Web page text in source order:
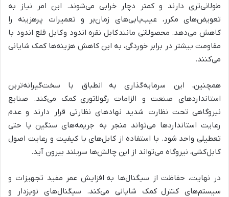
طولانی‌تری دارند و کمتر دچار خرابی می‌شوند. این امر نیاز به
تعویض‌های مکرر، عیب‌یابی‌های زمان‌بر و تعمیرات پرهزینه را
کاهش می‌دهد. محصولاتی مانند کابل نقره اندود و کابل قلع اندود با
مقاومت بیشتر در برابر خوردگی، به این کاهش هزینه‌ها کمک شایانی
می‌کنند.
همچنین، این سرمایه‌گذاری به انطباق با سخت‌گیرانه‌ترین
استانداردهای صنعت و الزامات رگولاتوری کمک می‌کند. صنایع
نیروگاهی تحت نظارت شدید نهادهای نظارتی قرار دارند و عدم
رعایت استانداردها می‌تواند منجر به جریمه‌های سنگین یا حتی
تعطیلی واحد شود. با استفاده از کابل‌های با کیفیت و رعایت اصول
کابل‌کشی، نیروگاه می‌تواند از این چالش‌ها سربلند بیرون آید.
در نهایت، حفاظت از سیگنال‌ها به افزایش عمر مفید تجهیزات و
سیستم‌های کنترل کمک شایانی می‌کند. سیگنال‌های نویزدار و